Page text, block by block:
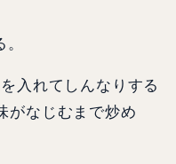
入れてしんなりする
がなじむまで炒め